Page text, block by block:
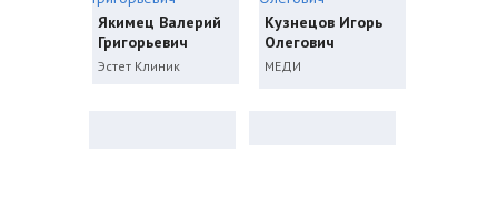
Якимец Валерий
Григорьевич
Эстет Клиник
Кузнецов Игорь
Олегович
МЕДИ